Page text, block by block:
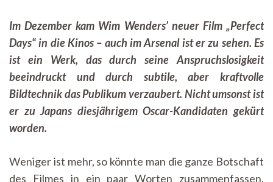
mit
dem
Licht
–
ein
Review
„Perfect
Im Dezember kam Wim Wenders’ neuer Film „Perfect
Days“ in die Kinos – auch im Arsenal ist er zu sehen. Es
ist ein Werk, das durch seine Anspruchslosigkeit
beeindruckt und durch subtile, aber kraftvolle
Bildtechnik das Publikum verzaubert. Nicht umsonst ist
er zu Japans diesjährigem Oscar-Kandidaten gekürt
worden.
Weniger ist mehr, so könnte man die ganze Botschaft
des Filmes in ein paar Worten zusammenfassen.